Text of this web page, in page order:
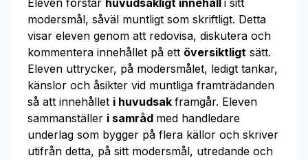
Eleven förstår huvudsakligt innehåll i sitt
modersmål, såväl muntligt som skriftligt. Detta
visar eleven genom att redovisa, diskutera och
kommentera innehållet på ett översiktligt sätt.
Eleven uttrycker, på modersmålet, ledigt tankar,
känslor och åsikter vid muntliga framträdanden
så att innehållet i huvudsak framgår. Eleven
sammanställer i samråd med handledare
underlag som bygger på flera källor och skriver
utifrån detta, på sitt modersmål, utredande och